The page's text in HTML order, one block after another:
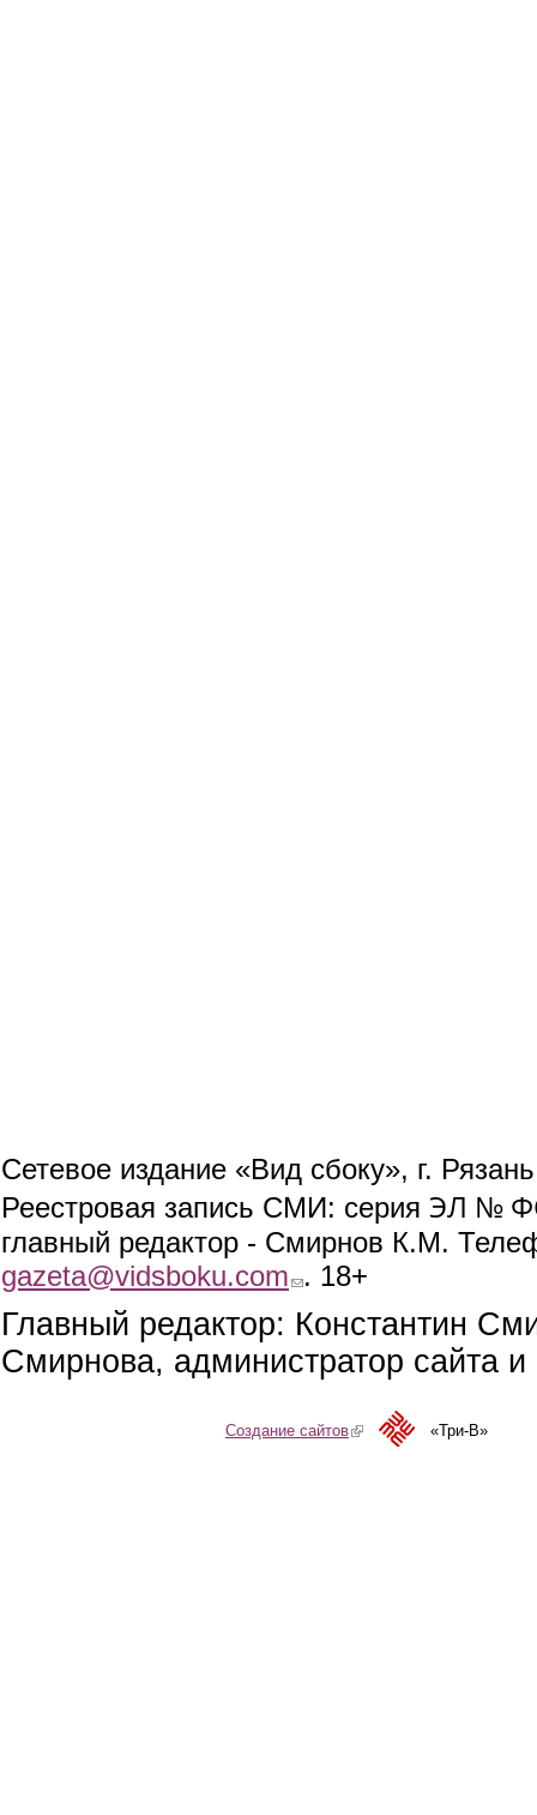
Сетевое издание «Вид сбоку», г.
Реестровая запись СМИ: серия ЭЛ №
главный редактор - Смирнов К.М.
gazeta@vidsboku.com (link sends e-mail)
. 18+
Главный редактор: Константин
Смирнова, администратор сайта
Создание сайтов(link is external)«Три-В»